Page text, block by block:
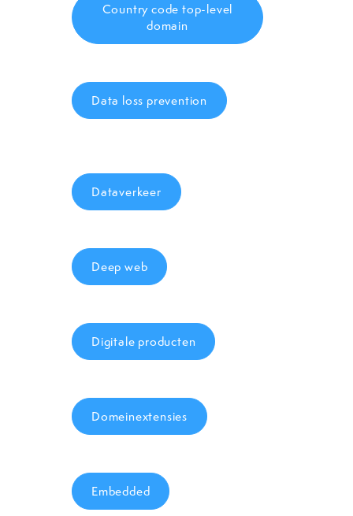
Country code top-level
domain
Data loss prevention
Dataverkeer
Deep web
Digitale producten
Domeinextensies
Embedded